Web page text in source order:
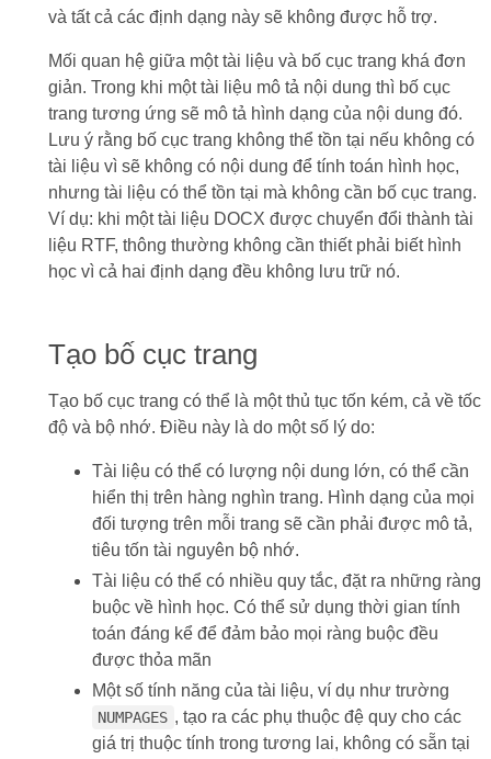
và tất cả các định dạng này sẽ không được hỗ trợ.
Mối quan hệ giữa một tài liệu và bố cục trang khá đơn
giản. Trong khi một tài liệu mô tả nội dung thì bố cục
trang tương ứng sẽ mô tả hình dạng của nội dung đó.
Lưu ý rằng bố cục trang không thể tồn tại nếu không có
tài liệu vì sẽ không có nội dung để tính toán hình học,
nhưng tài liệu có thể tồn tại mà không cần bố cục trang.
Ví dụ: khi một tài liệu DOCX được chuyển đổi thành tài
liệu RTF, thông thường không cần thiết phải biết hình
học vì cả hai định dạng đều không lưu trữ nó.
Tạo bố cục trang
Tạo bố cục trang có thể là một thủ tục tốn kém, cả về tốc
độ và bộ nhớ. Điều này là do một số lý do:
Tài liệu có thể có lượng nội dung lớn, có thể cần
hiển thị trên hàng nghìn trang. Hình dạng của mọi
đối tượng trên mỗi trang sẽ cần phải được mô tả,
tiêu tốn tài nguyên bộ nhớ.
Tài liệu có thể có nhiều quy tắc, đặt ra những ràng
buộc về hình học. Có thể sử dụng thời gian tính
toán đáng kể để đảm bảo mọi ràng buộc đều
được thỏa mãn
Một số tính năng của tài liệu, ví dụ như trường
NUMPAGES , tạo ra các phụ thuộc đệ quy cho các
giá trị thuộc tính trong tương lai, không có sẵn tại